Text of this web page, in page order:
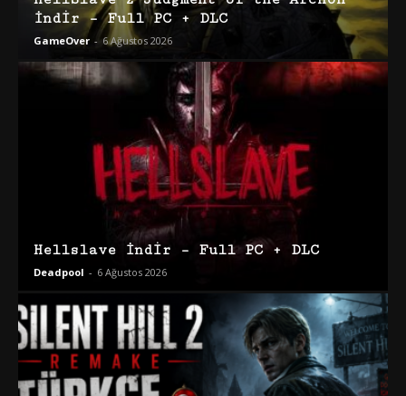
İndir – Full PC + DLC
GameOver - 6 Ağustos 2026
Hellslave İndir – Full PC + DLC
Deadpool - 6 Ağustos 2026